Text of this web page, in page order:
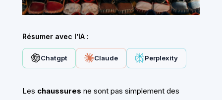
Résumer avec l’IA :
Chatgpt Claude Perplexity
Les chaussures ne sont pas simplement des